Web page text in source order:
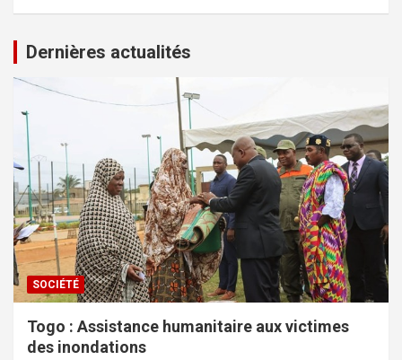
Dernières actualités
SOCIÉTÉ
Togo : Assistance humanitaire aux victimes
des inondations